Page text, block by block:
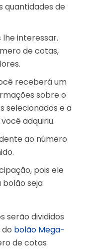
quantidades de
lhe interessar.
de cotas,
receberá um
sobre o
selecionados e a
adquiriu.
ao número
pois ele
bolão seja
serão divididos
bolão Mega-
de cotas